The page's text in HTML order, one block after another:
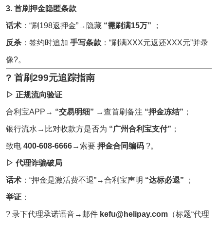
3. 首刷押金隐匿条款
话术：“刷198返押金”→隐藏 “需刷满15万” ；
反杀：签约时追加 手写条款：“刷满XXX元返还XXX元”并录
像?。
? 首刷299元追踪指南
▷ 正规流向验证
合利宝APP→ “交易明细” →查首刷备注 “押金冻结” ；
银行流水→比对收款方是否为 “广州合利宝支付” ；
致电 400-608-6666→索要 押金合同编码?。
▷ 代理诈骗破局
话术：“押金是激活费不退”→合利宝声明 “达标必退” ；
举证：
? 录下代理承诺语音→邮件 kefu@helipay.com（标题“代理